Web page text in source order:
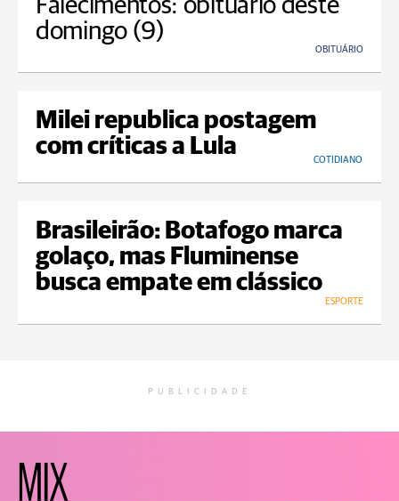
Falecimentos: obituário deste
domingo (9)
OBITUÁRIO
Milei republica postagem
com críticas a Lula
COTIDIANO
Brasileirão: Botafogo marca
golaço, mas Fluminense
busca empate em clássico
ESPORTE
PUBLICIDADE
MIX